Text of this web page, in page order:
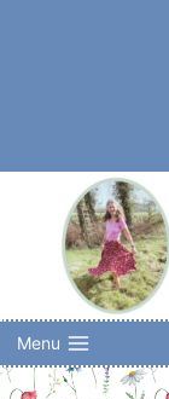
Menu